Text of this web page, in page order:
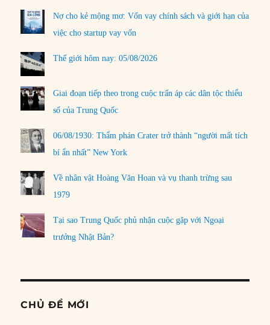
Nợ cho kẻ mộng mơ: Vốn vay chính sách và giới hạn của
việc cho startup vay vốn
Thế giới hôm nay: 05/08/2026
Giai đoạn tiếp theo trong cuộc trấn áp các dân tộc thiểu
số của Trung Quốc
06/08/1930: Thẩm phán Crater trở thành “người mất tích
bí ẩn nhất” New York
Về nhân vật Hoàng Văn Hoan và vụ thanh trừng sau
1979
Tại sao Trung Quốc phủ nhận cuộc gặp với Ngoại
trưởng Nhật Bản?
CHỦ ĐỀ MỚI